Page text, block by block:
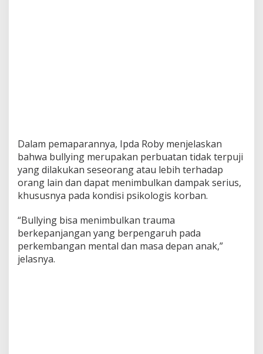
Dalam pemaparannya, Ipda Roby menjelaskan
bahwa bullying merupakan perbuatan tidak terpuji
yang dilakukan seseorang atau lebih terhadap
orang lain dan dapat menimbulkan dampak serius,
khususnya pada kondisi psikologis korban.
“Bullying bisa menimbulkan trauma
berkepanjangan yang berpengaruh pada
perkembangan mental dan masa depan anak,”
jelasnya.